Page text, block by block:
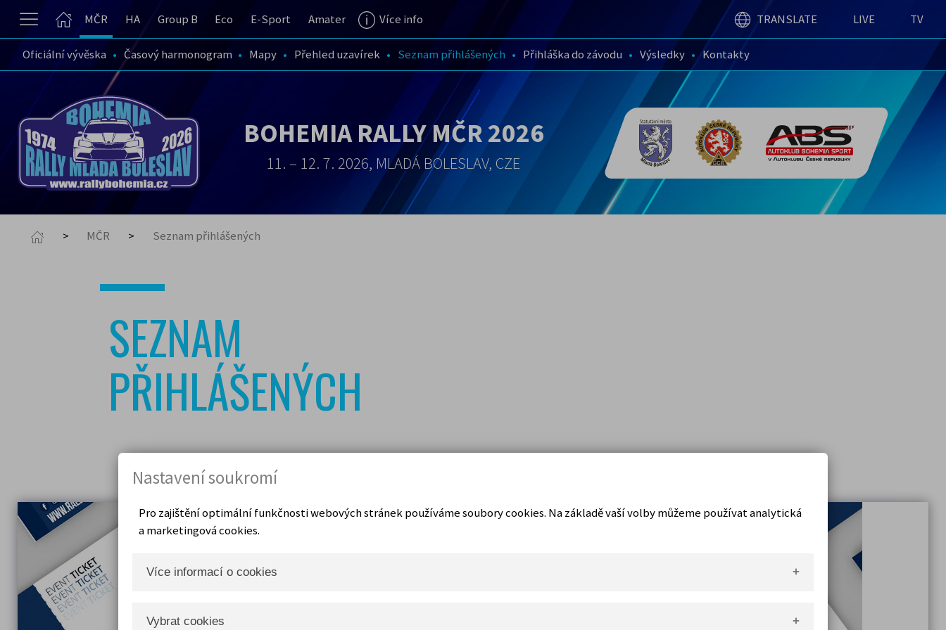
MČR HA Group B Eco E-Sport Amater Více info TRANSLATE LIVE TV
Oficiální vývěska Časový harmonogram Mapy Přehled uzavírek Seznam přihlášených Přihláška do závodu Výsledky Kontakty
BOHEMIA RALLY MČR 2026
11. – 12. 7. 2026, MLADÁ BOLESLAV, CZE
MČR Seznam přihlášených
SEZNAM
PŘIHLÁŠENÝCH
Nastavení soukromí
Pro zajištění optimální funkčnosti webových stránek používáme soubory cookies. Na základě vaší volby můžeme používat analytická
a marketingová cookies.
Více informací o cookies
Co jsou cookies
Vybrat cookies